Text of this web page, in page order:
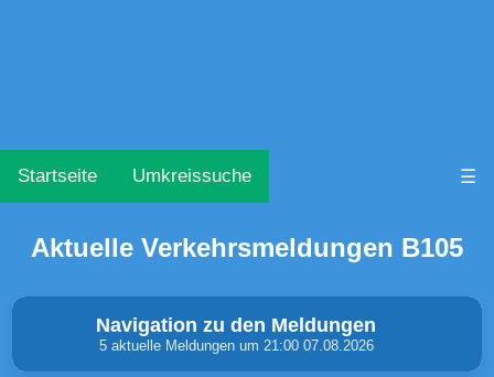
Startseite Umkreissuche ☰
Aktuelle Verkehrsmeldungen B105
Navigation zu den Meldungen
5 aktuelle Meldungen um 21:00 07.08.2026